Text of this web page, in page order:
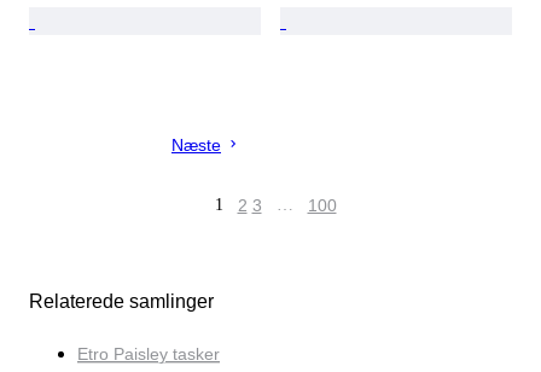
Næste
1 2 3 … 100
Relaterede samlinger
Etro Paisley tasker